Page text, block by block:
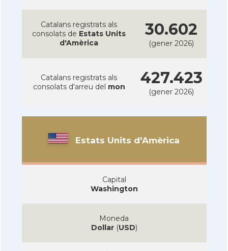
Catalans registrats als
consolats de Estats Units
d'Amèrica
30.602
(gener 2026)
Catalans registrats als
consolats d'arreu del mon 427.423
(gener 2026)
Estats Units d'Amèrica
Capital
Washington
Moneda
Dollar(USD)